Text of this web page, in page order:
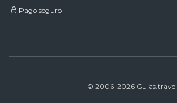
Pago seguro
© 2006-2026 Guias.travel